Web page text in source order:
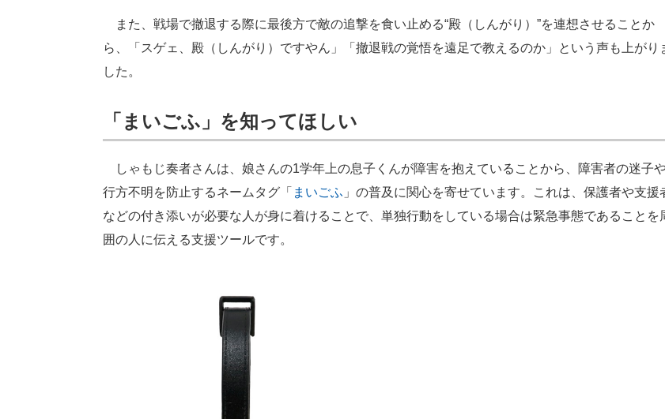
また、戦場で撤退する際に最後方で敵の追撃を食い止める“殿（しんがり）”を連想させることか
ら、「スゲェ、殿（しんがり）ですやん」「撤退戦の覚悟を遠足で教えるのか」という声も上がり
した。
「まいごふ」を知ってほしい
しゃもじ奏者さんは、娘さんの1学年上の息子くんが障害を抱えていることから、障害者の迷子
行方不明を防止するネームタグ「 まいごふ 」の普及に関心を寄せています。これは、保護者や支援
などの付き添いが必要な人が身に着けることで、単独行動をしている場合は緊急事態であることを
囲の人に伝える支援ツールです。